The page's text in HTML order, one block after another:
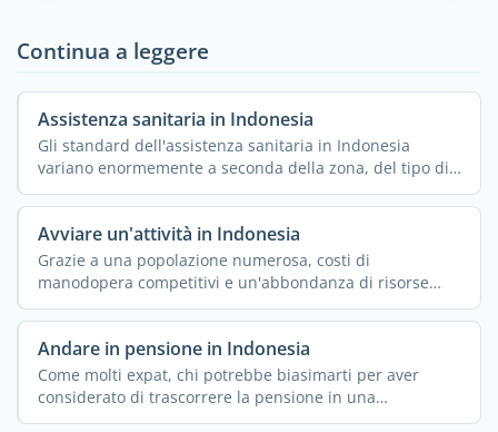
Continua a leggere
Assistenza sanitaria in Indonesia
Gli standard dell'assistenza sanitaria in Indonesia
variano enormemente a seconda della zona, del tipo di
...
Avviare un'attività in Indonesia
Grazie a una popolazione numerosa, costi di
manodopera competitivi e un'abbondanza di risorse
naturali, ...
Andare in pensione in Indonesia
Come molti expat, chi potrebbe biasimarti per aver
considerato di trascorrere la pensione in una
destinazione ...